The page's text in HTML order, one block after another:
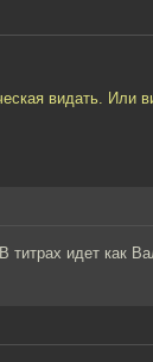
видать. Или
титрах идет как